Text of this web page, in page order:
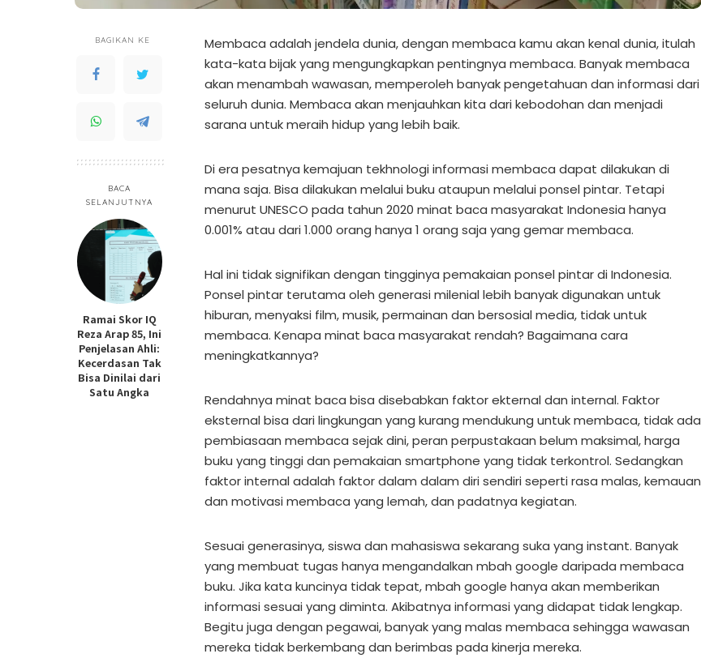
BAGIKAN KE
BACA
SELANJUTNYA
Ramai Skor IQ
Reza Arap 85, Ini
Penjelasan Ahli:
Kecerdasan Tak
Bisa Dinilai dari
Satu Angka
Membaca adalah jendela dunia, dengan membaca kamu akan kenal dunia, itulah
kata-kata bijak yang mengungkapkan pentingnya membaca. Banyak membaca
akan menambah wawasan, memperoleh banyak pengetahuan dan informasi dari
seluruh dunia. Membaca akan menjauhkan kita dari kebodohan dan menjadi
sarana untuk meraih hidup yang lebih baik.
Di era pesatnya kemajuan tekhnologi informasi membaca dapat dilakukan di
mana saja. Bisa dilakukan melalui buku ataupun melalui ponsel pintar. Tetapi
menurut UNESCO pada tahun 2020 minat baca masyarakat Indonesia hanya
0.001% atau dari 1.000 orang hanya 1 orang saja yang gemar membaca.
Hal ini tidak signifikan dengan tingginya pemakaian ponsel pintar di Indonesia.
Ponsel pintar terutama oleh generasi milenial lebih banyak digunakan untuk
hiburan, menyaksi film, musik, permainan dan bersosial media, tidak untuk
membaca. Kenapa minat baca masyarakat rendah? Bagaimana cara
meningkatkannya?
Rendahnya minat baca bisa disebabkan faktor ekternal dan internal. Faktor
eksternal bisa dari lingkungan yang kurang mendukung untuk membaca, tidak ada
pembiasaan membaca sejak dini, peran perpustakaan belum maksimal, harga
buku yang tinggi dan pemakaian smartphone yang tidak terkontrol. Sedangkan
faktor internal adalah faktor dalam dalam diri sendiri seperti rasa malas, kemauan
dan motivasi membaca yang lemah, dan padatnya kegiatan.
Sesuai generasinya, siswa dan mahasiswa sekarang suka yang instant. Banyak
yang membuat tugas hanya mengandalkan mbah google daripada membaca
buku. Jika kata kuncinya tidak tepat, mbah google hanya akan memberikan
informasi sesuai yang diminta. Akibatnya informasi yang didapat tidak lengkap.
Begitu juga dengan pegawai, banyak yang malas membaca sehingga wawasan
mereka tidak berkembang dan berimbas pada kinerja mereka.